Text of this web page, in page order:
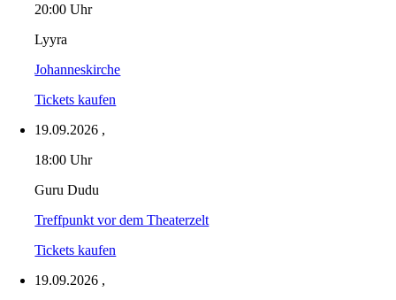
20:00 Uhr
Lyyra
Johanneskirche
Tickets kaufen
19.09.2026 ,
18:00 Uhr
Guru Dudu
Treffpunkt vor dem Theaterzelt
Tickets kaufen
19.09.2026 ,